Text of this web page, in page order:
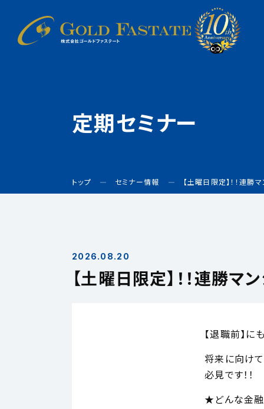
定期セミナー
トップ セミナー情報 【土曜日限定】！！連勝マ
2026.08.20
【土曜日限定】！！連勝マ
【退職前】に
将来に向け
必見です！！
★どんな金